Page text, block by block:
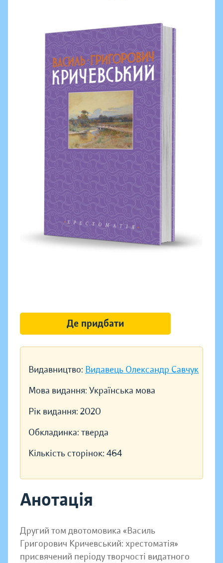
Видавництво: Видавець Олександр Савчук
Мова видання: Українська мова
Рік видання: 2020
Обкладинка: тверда
Кількість сторінок: 464
Анотація
Другий том двотомовика «Василь
Григорович Кричевський: хрестоматія»
присвячений періоду творчості видатного
Де придбати